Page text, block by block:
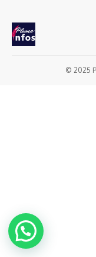
© 2025